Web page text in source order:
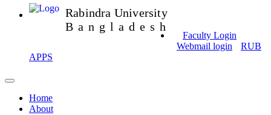
Rabindra University
Bangladesh
Faculty Login
Webmail login
RUB
APPS
Home
About